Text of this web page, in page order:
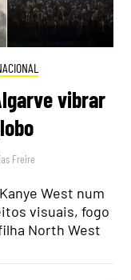
vibrar
Freire
West num
visuais, fogo
North West